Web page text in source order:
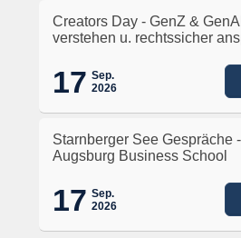
Creators Day - GenZ &
verstehen u. rechtssicher
17 Sep.
2026
Starnberger See Gespräche
Augsburg Business School
17 Sep.
2026